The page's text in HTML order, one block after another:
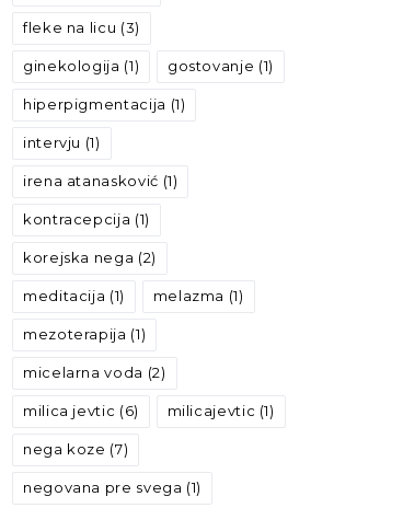
fleke na licu (3)
ginekologija (1) gostovanje (1)
hiperpigmentacija (1)
intervju (1)
irena atanasković (1)
kontracepcija (1)
korejska nega (2)
meditacija (1) melazma (1)
mezoterapija (1)
micelarna voda (2)
milica jevtic (6) milicajevtic (1)
nega koze (7)
negovana pre svega (1)